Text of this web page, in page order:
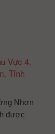
Vực 4,
Tỉnh
Nhơn
được